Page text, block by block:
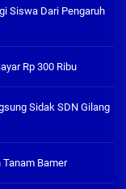
Siswa Dari Pengaruh
Rp 300 Ribu
Sidak SDN Gilang
Tanam Bamer